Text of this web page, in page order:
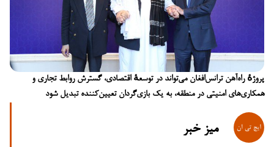
پروژهٔ راه‌آهن ترانس‌افغان می‌تواند در توسعهٔ اقتصادی، گسترش روابط تجاری و
همکاری‌های امنیتی در منطقه، به یک بازی‌گردان تعیین‌کننده تبدیل شود
میز خبر